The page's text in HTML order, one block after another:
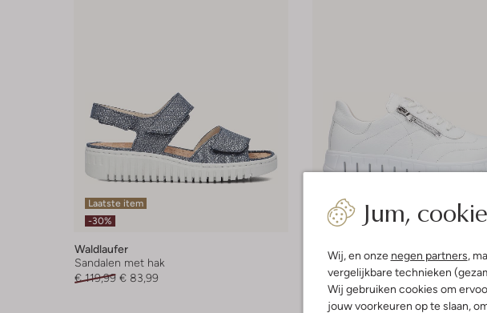
Jum,
Wij, en onze negen partners,
vergelijkbare technieken
Wij gebruiken cookies om
jouw voorkeuren op te slaan,
Laatste item
-30%
Waldlaufer
Sandalen met hak
€ 119,99 € 83,99
-30%
Waldlaufer
Lage sneakers
€ 149,99 € 104,99